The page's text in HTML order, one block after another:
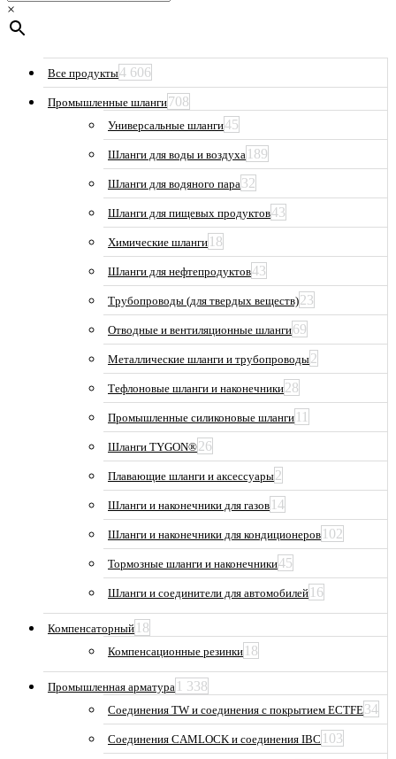
×
Все продукты4 606
Промышленные шланги708
Универсальные шланги45
Шланги для воды и воздуха 189
Шланги для водяного пара32
Шланги для пищевых продуктов43
Химические шланги 18
Шланги для нефтепродуктов43
Трубопроводы (для твердых веществ)23
Отводные и вентиляционные шланги69
Металлические шланги и трубопроводы2
Тефлоновые шланги и наконечники28
Промышленные силиконовые шланги 11
Шланги TYGON®26
Плавающие шланги и аксессуары2
Шланги и наконечники для газов 14
Шланги и наконечники для кондиционеров 102
Тормозные шланги и наконечники45
Шланги и соединители для автомобилей 16
Компенсаторный 18
Компенсационные резинки 18
Промышленная арматура 1 338
Соединения TW и соединения с покрытием ECTFE34
Соединения CAMLOCK и соединения IBC 103